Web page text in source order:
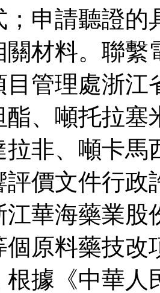
；申請聽證的
關材料。聯
目管理處浙
酯、噸托拉塞
拉非、噸卡馬
評價文件行
江華海藥業
個原料藥技改
根據《中華